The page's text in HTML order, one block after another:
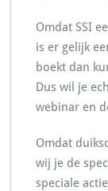
Omdat SSI
is er gelijk
boekt dan
Dus wil je
webinar en
Omdat
wij je de
speciale